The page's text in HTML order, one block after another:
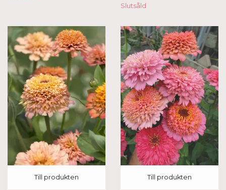
Slutsåld
Till produkten Till produkten